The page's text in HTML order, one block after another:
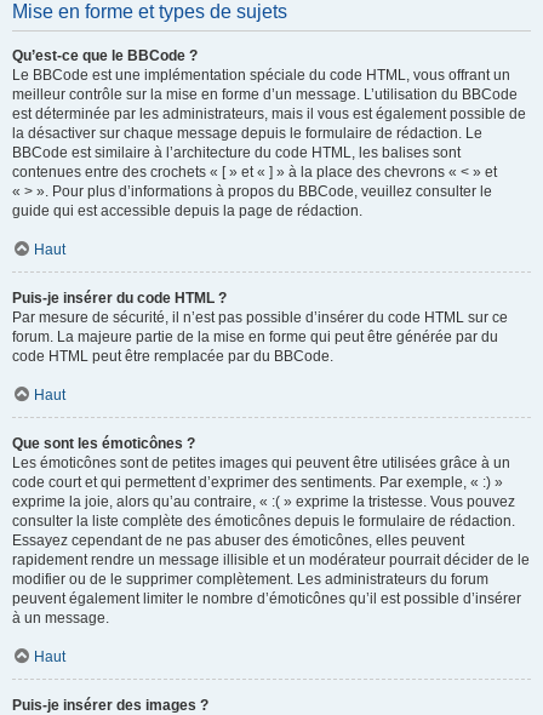
Mise en forme et types de sujets
Qu’est-ce que le BBCode ?
Le BBCode est une implémentation spéciale du code HTML, vous offrant un
meilleur contrôle sur la mise en forme d’un message. L’utilisation du BBCode
est déterminée par les administrateurs, mais il vous est également possible de
la désactiver sur chaque message depuis le formulaire de rédaction. Le
BBCode est similaire à l’architecture du code HTML, les balises sont
contenues entre des crochets « [ » et « ] » à la place des chevrons « < » et
« > ». Pour plus d’informations à propos du BBCode, veuillez consulter le
guide qui est accessible depuis la page de rédaction.
Haut
Puis-je insérer du code HTML ?
Par mesure de sécurité, il n’est pas possible d’insérer du code HTML sur ce
forum. La majeure partie de la mise en forme qui peut être générée par du
code HTML peut être remplacée par du BBCode.
Haut
Que sont les émoticônes ?
Les émoticônes sont de petites images qui peuvent être utilisées grâce à un
code court et qui permettent d’exprimer des sentiments. Par exemple, « :) »
exprime la joie, alors qu’au contraire, « :( » exprime la tristesse. Vous pouvez
consulter la liste complète des émoticônes depuis le formulaire de rédaction.
Essayez cependant de ne pas abuser des émoticônes, elles peuvent
rapidement rendre un message illisible et un modérateur pourrait décider de le
modifier ou de le supprimer complètement. Les administrateurs du forum
peuvent également limiter le nombre d’émoticônes qu’il est possible d’insérer
à un message.
Haut
Puis-je insérer des images ?